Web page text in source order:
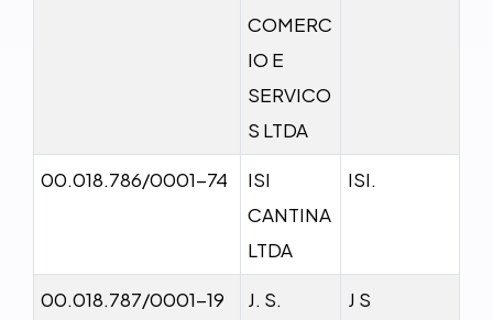
COMERC
IO E
SERVICO
S LTDA
00.018.786/0001-74
ISI
CANTINA
LTDA
ISI.
00.018.787/0001-19
J. S.
J S